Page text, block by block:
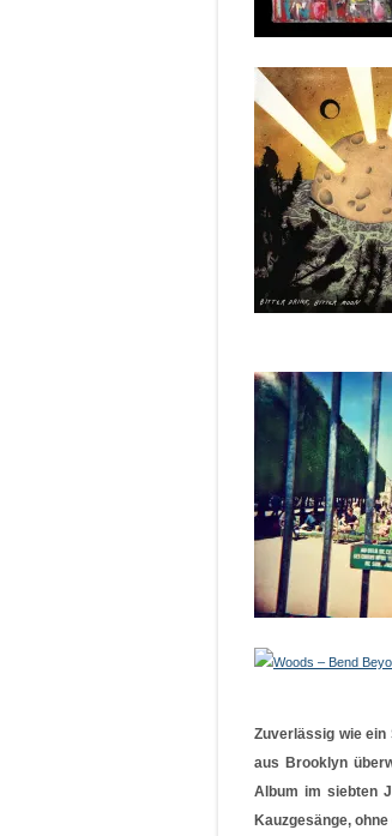
Zuverlässig wie ein
aus Brooklyn
Album im siebten
Kauzgesänge,